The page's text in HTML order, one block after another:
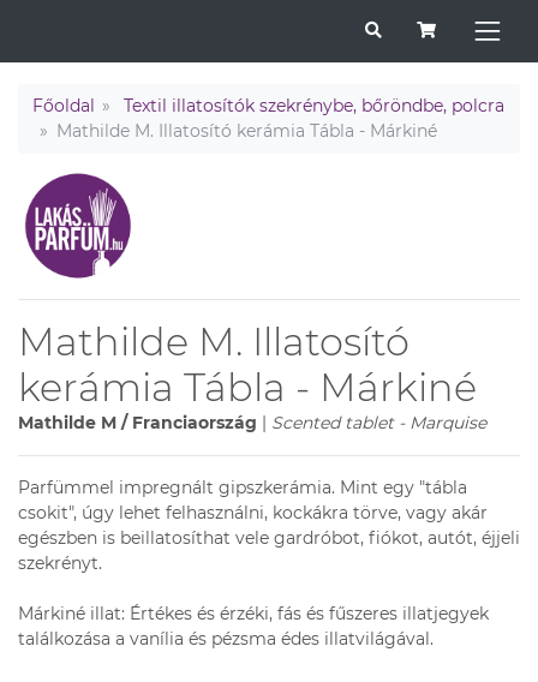
Főoldal
Textil illatosítók szekrénybe, bőröndbe, polcra
Mathilde M. Illatosító kerámia Tábla - Márkiné
Mathilde M. Illatosító
kerámia Tábla - Márkiné
Mathilde M / Franciaország | Scented tablet - Marquise
Parfümmel impregnált gipszkerámia. Mint egy "tábla
csokit", úgy lehet felhasználni, kockákra törve, vagy akár
egészben is beillatosíthat vele gardróbot, fiókot, autót, éjjeli
szekrényt.
Márkiné illat: Értékes és érzéki, fás és fűszeres illatjegyek
találkozása a vanília és pézsma édes illatvilágával.